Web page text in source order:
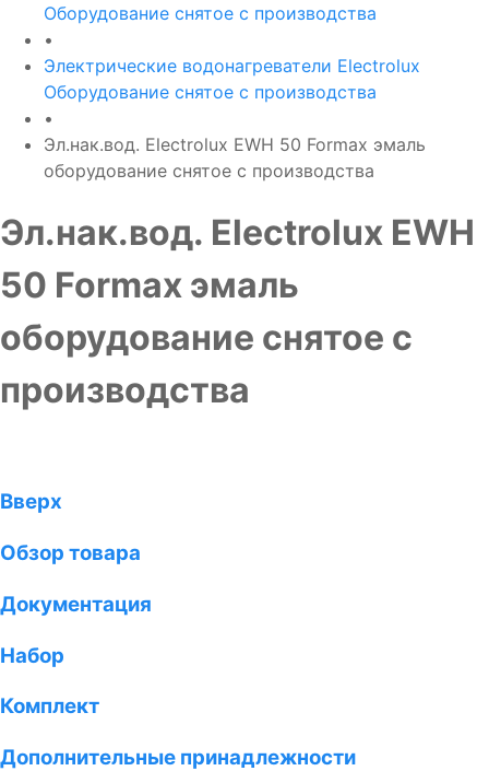
Оборудование снятое с производства
•
Электрические водонагреватели Electrolux
Оборудование снятое с производства
•
Эл.нак.вод. Electrolux EWH 50 Formax эмаль
оборудование снятое с производства
Эл.нак.вод. Electrolux EWH
50 Formax эмаль
оборудование снятое с
производства
Вверх
Обзор товара
Документация
Набор
Комплект
Дополнительные принадлежности